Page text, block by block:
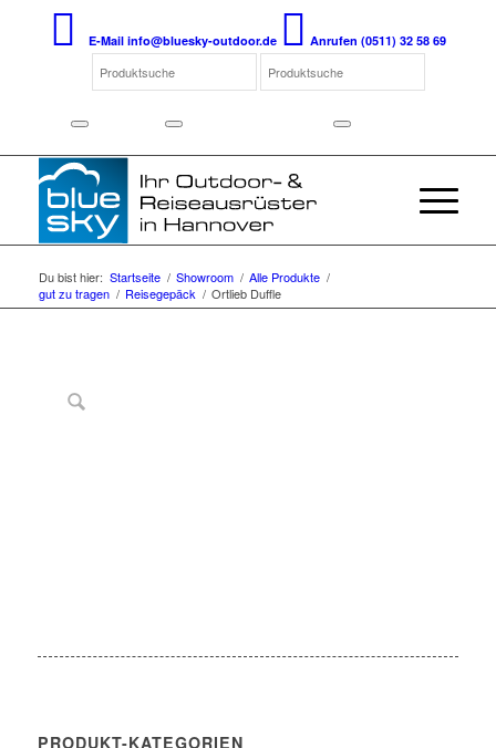
E-Mail info@bluesky-outdoor.de Anrufen (0511) 32 58 69
Du bist hier: Startseite / Showroom / Alle Produkte /
gut zu tragen / Reisegepäck / Ortlieb Duffle
PRODUKT-KATEGORIEN